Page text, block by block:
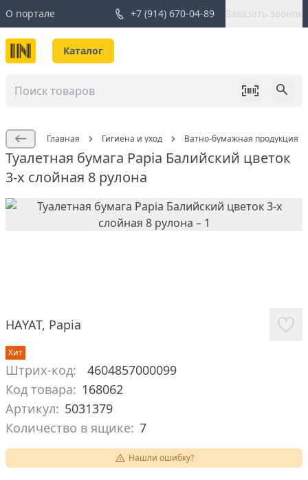
О портале +7 (914) 670-04-89 Заказать звонок
Каталог
Главная Гигиена и уход Ватно-бумажная продукция
Туалетная бумага Papia Балийский цветок
3-х слойная 8 рулона
HAYAT, Papia
Хит
Штрих-код:
4604857000099
Код товара: 168062
Артикул: 5031379
Количество в ящике: 7
Нашли ошибку?